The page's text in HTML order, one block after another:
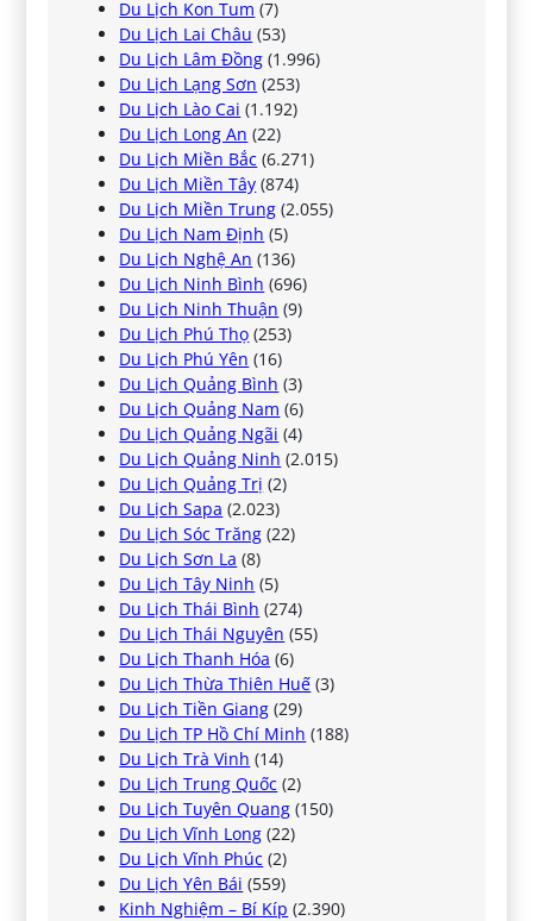
Du Lịch Kon Tum (7)
Du Lịch Lai Châu (53)
Du Lịch Lâm Đồng (1.996)
Du Lịch Lạng Sơn (253)
Du Lịch Lào Cai (1.192)
Du Lịch Long An (22)
Du Lịch Miền Bắc (6.271)
Du Lịch Miền Tây (874)
Du Lịch Miền Trung (2.055)
Du Lịch Nam Định (5)
Du Lịch Nghệ An (136)
Du Lịch Ninh Bình (696)
Du Lịch Ninh Thuận (9)
Du Lịch Phú Thọ (253)
Du Lịch Phú Yên (16)
Du Lịch Quảng Bình (3)
Du Lịch Quảng Nam (6)
Du Lịch Quảng Ngãi (4)
Du Lịch Quảng Ninh (2.015)
Du Lịch Quảng Trị (2)
Du Lịch Sapa (2.023)
Du Lịch Sóc Trăng (22)
Du Lịch Sơn La (8)
Du Lịch Tây Ninh (5)
Du Lịch Thái Bình (274)
Du Lịch Thái Nguyên (55)
Du Lịch Thanh Hóa (6)
Du Lịch Thừa Thiên Huế (3)
Du Lịch Tiền Giang (29)
Du Lịch TP Hồ Chí Minh (188)
Du Lịch Trà Vinh (14)
Du Lịch Trung Quốc (2)
Du Lịch Tuyên Quang (150)
Du Lịch Vĩnh Long (22)
Du Lịch Vĩnh Phúc (2)
Du Lịch Yên Bái (559)
Kinh Nghiệm – Bí Kíp (2.390)